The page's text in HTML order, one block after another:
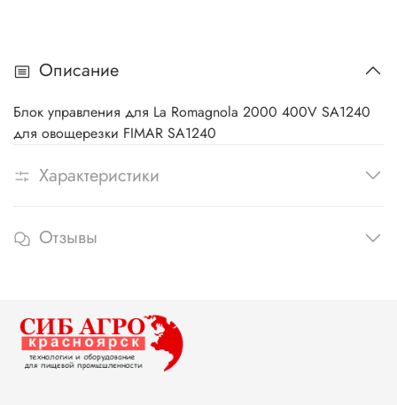
Описание
Блок управления для La Romagnola 2000 400V SA1240
для овощерезки FIMAR SA1240
Характеристики
Отзывы